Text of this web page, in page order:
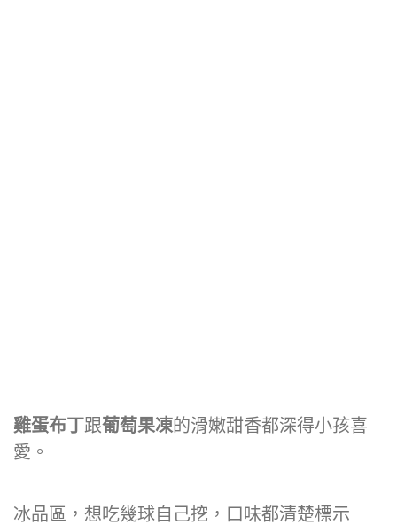
雞蛋布丁跟葡萄果凍的滑嫩甜香都深得小孩喜
愛。
冰品區，想吃幾球自己挖，口味都清楚標示